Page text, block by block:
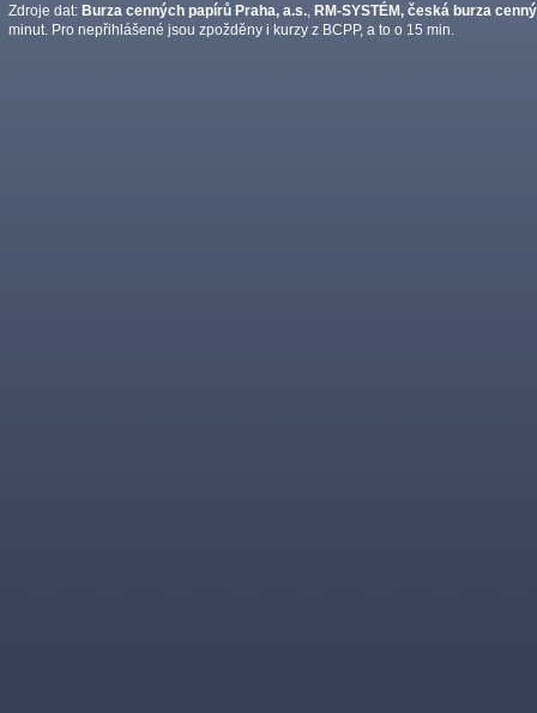
Zdroje dat: Burza cenných papírů Praha, a.s. RM-SYSTÉM, česká burza
minut. Pro nepřihlášené jsou zpožděny i kurzy z BCPP, a to o 15 min.